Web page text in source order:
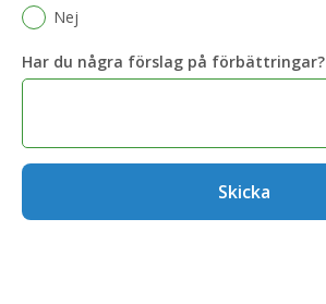
Nej
Har du några förslag på förbättringar?
Skicka